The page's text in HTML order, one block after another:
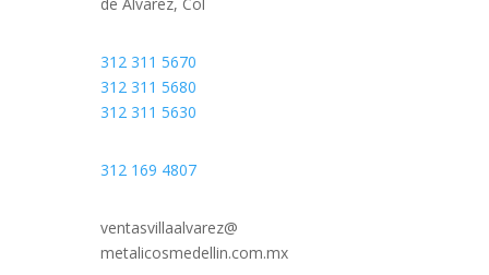
312 311 5670
312 311 5680
312 311 5630
312 169 4807
ventasvillaalvarez@
metalicosmedellin.com.mx